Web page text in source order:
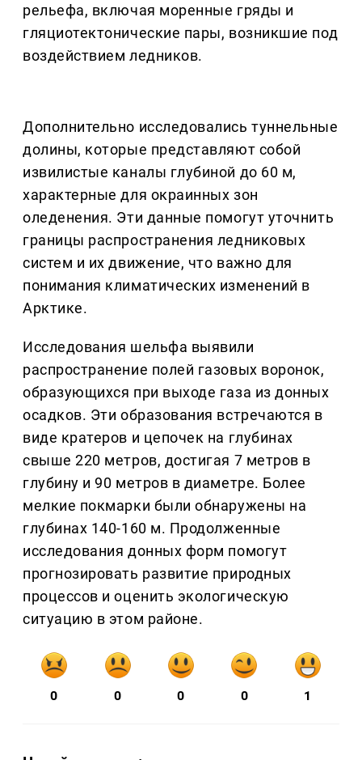
рельефа, включая моренные гряды и
гляциотектонические пары, возникшие под
воздействием ледников.
Дополнительно исследовались туннельные
долины, которые представляют собой
извилистые каналы глубиной до 60 м,
характерные для окраинных зон
оледенения. Эти данные помогут уточнить
границы распространения ледниковых
систем и их движение, что важно для
понимания климатических изменений в
Арктике.
Исследования шельфа выявили
распространение полей газовых воронок,
образующихся при выходе газа из донных
осадков. Эти образования встречаются в
виде кратеров и цепочек на глубинах
свыше 220 метров, достигая 7 метров в
глубину и 90 метров в диаметре. Более
мелкие покмарки были обнаружены на
глубинах 140-160 м. Продолженные
исследования донных форм помогут
прогнозировать развитие природных
процессов и оценить экологическую
ситуацию в этом районе.
0 0 0 0 1